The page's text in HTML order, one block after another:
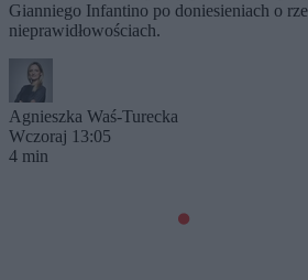
Gianniego Infantino po doniesieniach o
nieprawidłowościach.
Agnieszka Waś-Turecka
Wczoraj 13:05
4 min